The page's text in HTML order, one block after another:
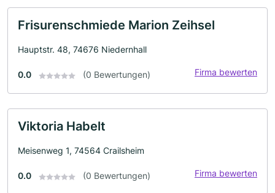
Frisurenschmiede Marion Zeihsel
Hauptstr. 48, 74676 Niedernhall
0.0 (0 Bewertungen) Firma bewerten
Viktoria Habelt
Meisenweg 1, 74564 Crailsheim
0.0 (0 Bewertungen) Firma bewerten